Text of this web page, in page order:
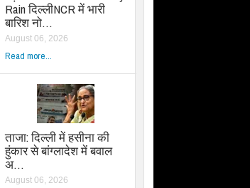
Rain दिल्लीNCR में भारी
बारिश नो…
August 06, 2026
Read more...
ताजा: दिल्ली में हसीना की
हुंकार से बांग्लादेश में बवाल
अ…
August 06, 2026